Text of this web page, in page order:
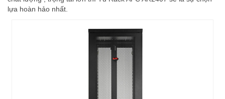
lựa hoàn hảo nhất.